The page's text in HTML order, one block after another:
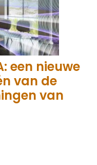
een nieuwe
van de
van